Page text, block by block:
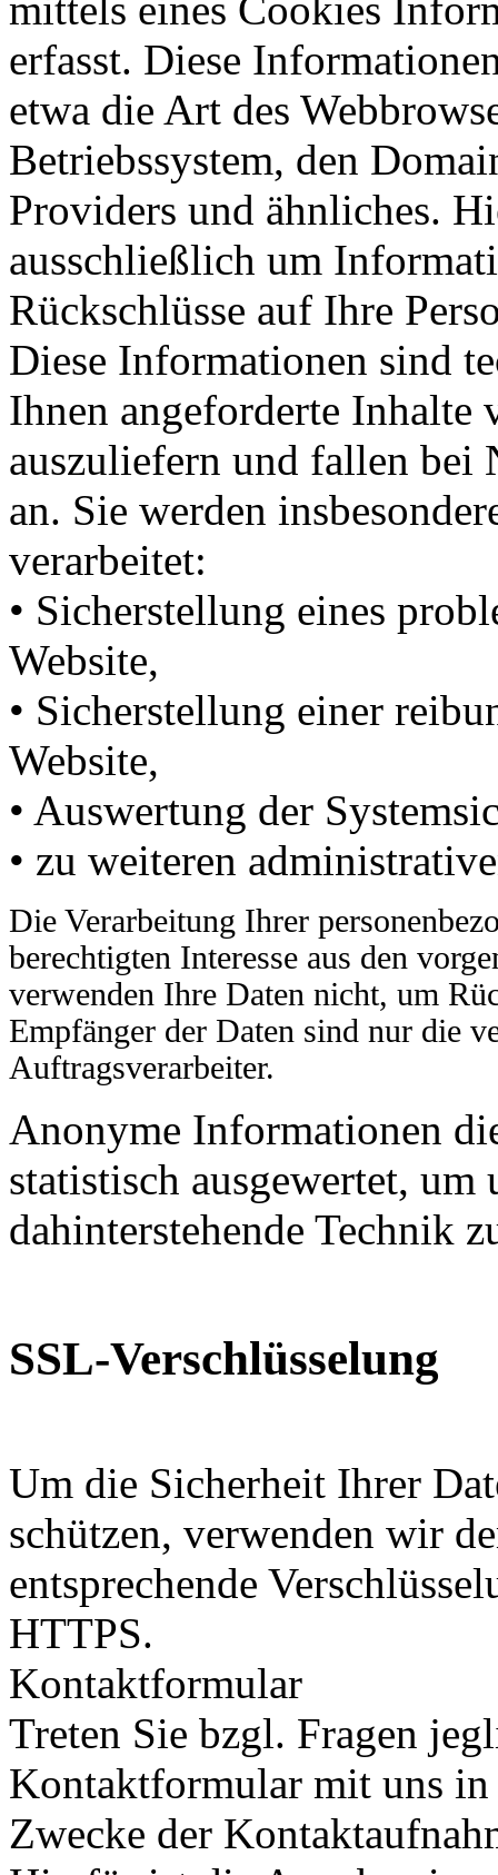
erfasst. Diese
etwa die Art des
Betriebssystem, den
Providers und ähnliches.
ausschließlich um
Rückschlüsse auf Ihre
Diese Informationen sind
Ihnen angeforderte Inhalte
auszuliefern und fallen bei
an. Sie werden
verarbeitet:
• Sicherstellung eines
Website,
• Sicherstellung einer
Website,
• Auswertung der
• zu weiteren
Die Verarbeitung Ihrer
berechtigten Interesse aus den
verwenden Ihre Daten nicht, um
Empfänger der Daten sind nur die
Auftragsverarbeiter.
Anonyme Informationen
statistisch ausgewertet,
dahinterstehende Technik
SSL-Verschlüsselung
Um die Sicherheit Ihrer
schützen, verwenden wir
entsprechende
HTTPS.
Kontaktformular
Treten Sie bzgl. Fragen
Kontaktformular mit uns
Zwecke der